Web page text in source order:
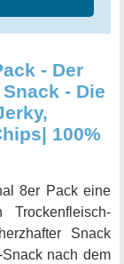
- Der
- Die
100%
8er Pack eine
Trockenfleisch-
Snack
nach dem